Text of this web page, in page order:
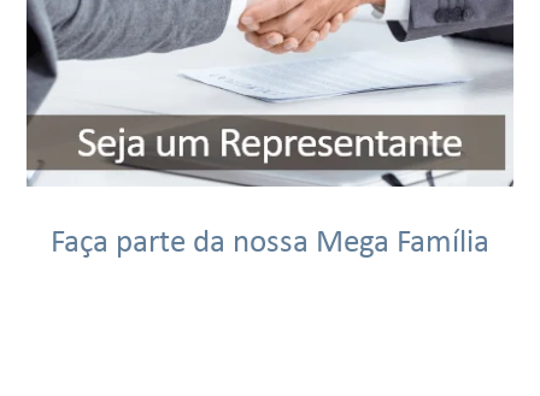
Faça parte da nossa Mega Família